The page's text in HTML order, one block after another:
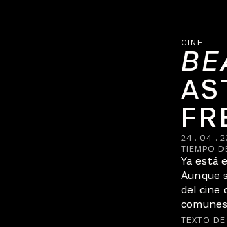
CINE
24 . 04 .
TIEMPO
Ya está
Aunque
del cine
TEXTO DE